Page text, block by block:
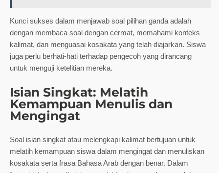
Kunci sukses dalam menjawab soal pilihan ganda adalah
dengan membaca soal dengan cermat, memahami konteks
kalimat, dan menguasai kosakata yang telah diajarkan. Siswa
juga perlu berhati-hati terhadap pengecoh yang dirancang
untuk menguji ketelitian mereka.
Isian Singkat: Melatih
Kemampuan Menulis dan
Mengingat
Soal isian singkat atau melengkapi kalimat bertujuan untuk
melatih kemampuan siswa dalam mengingat dan menuliskan
kosakata serta frasa Bahasa Arab dengan benar. Dalam